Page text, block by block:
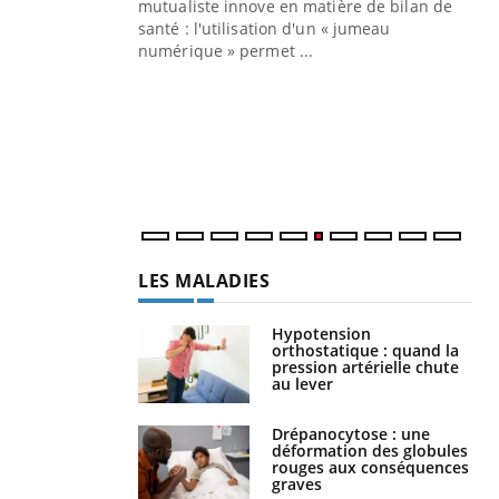
mutualiste innove en matière de bilan de
santé : l'utilisation d'un « jumeau
numérique » permet ...
LES MALADIES
Hypotension
orthostatique : quand la
pression artérielle chute
au lever
Drépanocytose : une
déformation des globules
rouges aux conséquences
graves